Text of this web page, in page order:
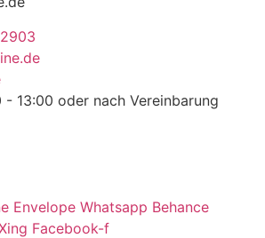
13:00 oder nach Vereinbarung
Envelope Whatsapp Behance
Facebook-f